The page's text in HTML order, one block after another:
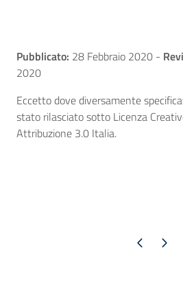
Pubblicato: 28 Febbraio 2020 -
2020
Eccetto dove diversamente
stato rilasciato sotto Licenza
Attribuzione 3.0 Italia.
Pagina precedente
Pagina